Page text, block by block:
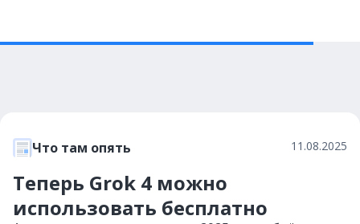
Что там опять 11.08.2025
Теперь Grok 4 можно
использовать бесплатно